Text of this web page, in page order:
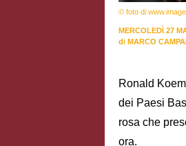
© foto di
MERCOLEDÌ 27
di MARCO
Ronald
dei Paesi
rosa che
ora.